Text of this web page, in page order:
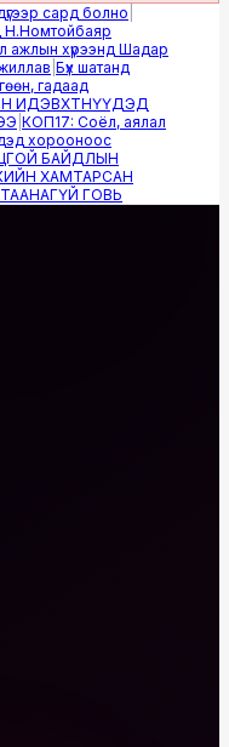
сард болно|
хүрээнд Шадар
|Бүх шатанд
гадаад
ИДЭВХТНҮҮДЭД
|КОП17: Соёл, аялал
хорооноос
БАЙДЛЫН
ХАМТАРСАН
ГОВЬ